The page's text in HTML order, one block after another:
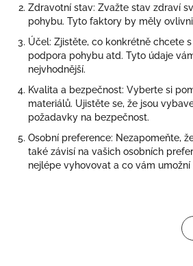
Zdravotní stav: Zvažte stav zdraví
pohybu. Tyto faktory by měly
Účel: Zjistěte, co konkrétně chcete
podpora pohybu atd. Tyto údaje
nejvhodnější.
Kvalita a bezpečnost: Vyberte si
materiálů. Ujistěte se, že jsou
požadavky na bezpečnost.
Osobní preference: Nezapomeňte,
také závisí na vašich osobních
nejlépe vyhovovat a co vám